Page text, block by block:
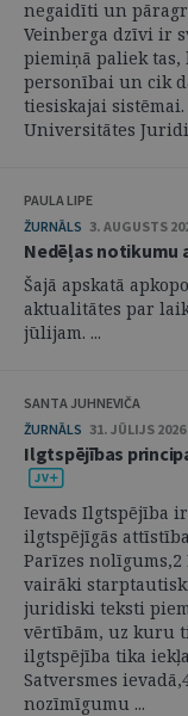
negaidīti un
Veinberga dzīvi ir
piemiņā paliek
personībai un cik
tiesiskajai
Universitātes
PAULA LIPE
ŽURNĀLS 3. AUGUSTS
Nedēļas notikumu
Šajā apskatā
aktualitātes par
jūlijam. ...
SANTA JUHNEVIČA
ŽURNĀLS 31. JŪLIJS
Ilgtspējības
Ievads Ilgtspējība
ilgtspējīgās
Parīzes
vairāki
juridiski teksti
vērtībām, uz kuru
ilgtspējība tika
Satversmes
nozīmīgumu ...